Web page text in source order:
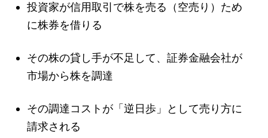
投資家が信用取引で株を売る（空売り）ため
に株券を借りる
その株の貸し手が不足して、証券金融会社が
市場から株を調達
その調達コストが「逆日歩」として売り方に
請求される